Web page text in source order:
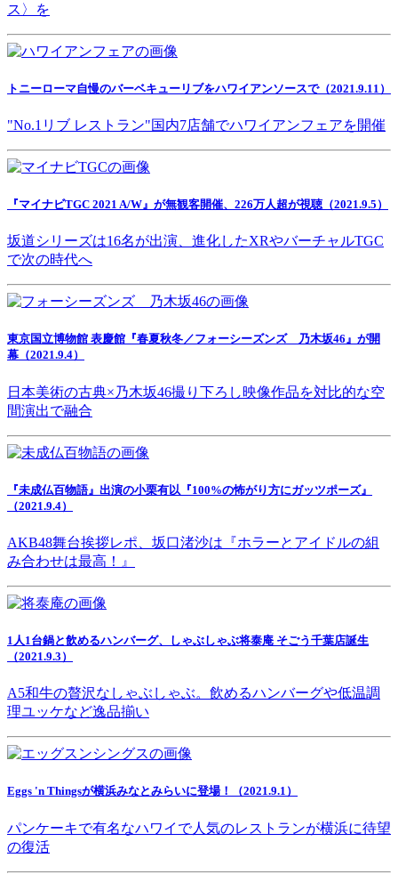
ス〉を
トニーローマ自慢のバーベキューリブをハワイアンソースで（2021.9.11）
"No.1リブ レストラン"国内7店舗でハワイアンフェアを開催
『マイナビTGC 2021 A/W』が無観客開催、226万人超が視聴（2021.9.5）
坂道シリーズは16名が出演、進化したXRやバーチャルTGC
で次の時代へ
東京国立博物館 表慶館『春夏秋冬／フォーシーズンズ 乃木坂46』が開
幕（2021.9.4）
日本美術の古典×乃木坂46撮り下ろし映像作品を対比的な空
間演出で融合
『未成仏百物語』出演の小栗有以『100%の怖がり方にガッツポーズ』
（2021.9.4）
AKB48舞台挨拶レポ、坂口渚沙は『ホラーとアイドルの組
み合わせは最高！』
1人1台鍋と飲めるハンバーグ、しゃぶしゃぶ将泰庵 そごう千葉店誕生
（2021.9.3）
A5和牛の贅沢なしゃぶしゃぶ。飲めるハンバーグや低温調
理ユッケなど逸品揃い
Eggs 'n Thingsが横浜みなとみらいに登場！（2021.9.1）
パンケーキで有名なハワイで人気のレストランが横浜に待望
の復活